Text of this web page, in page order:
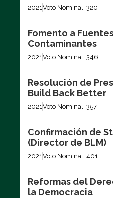
2021Voto Nominal: 320
Fomento a
Contaminantes
2021Voto Nominal: 346
Resolución de
Build Back Better
2021Voto Nominal: 357
Confirmación de
(Director de BLM)
2021Voto Nominal: 401
Reformas del
la Democracia